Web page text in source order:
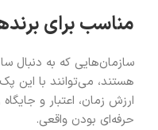
مناسب برای
سازمان‌هایی که به دنبال
هستند، می‌توانند با این
ارزش زمان، اعتبار و
حرفه‌ای بودن واقعی.